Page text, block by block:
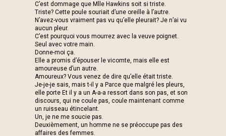
C’est dommage que Mlle Hawkins soit si triste.
Triste? Cette poule souriait d’une oreille à l’autre.
N’avez-vous vraiment pas vu qu’elle pleurait? Je n’ai vu
aucun pleur.
C’est pourquoi vous mourrez avec la veuve poignet.
Seul avec votre main.
Donne-moi ça.
Elle a promis d’épouser le vicomte, mais elle est
amoureuse d’un autre.
Amoureux? Vous venez de dire qu’elle était triste.
Je-je-je sais, mais t-il y a Parce que malgré les pleurs,
elle porte Et il y a un A-a-a ressort dans son pas, et son
discours, qui ne coule pas, coule maintenant comme
un ruisseau étincelant.
Un, je ne me soucie pas.
Deuxièmement, un homme ne se préoccupe pas des
affaires des femmes.